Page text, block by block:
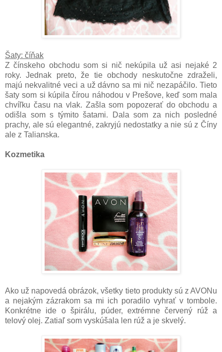
Šaty: číňak
Z čínskeho obchodu som si nič nekúpila už asi nejaké 2
roky. Jednak preto, že tie obchody neskutočne zdraželi,
majú nekvalitné veci a už dávno sa mi nič nezapáčilo. Tieto
šaty som si kúpila čírou náhodou v Prešove, keď som mala
chvíľku času na vlak. Zašla som popozerať do obchodu a
odišla som s týmito šatami. Dala som za nich posledné
prachy, ale sú elegantné, zakryjú nedostatky a nie sú z Číny
ale z Talianska.
Kozmetika
Ako už napovedá obrázok, všetky tieto produkty sú z AVONu
a nejakým zázrakom sa mi ich poradilo vyhrať v tombole.
Konkrétne ide o špirálu, púder, extrémne červený rúž a
telový olej. Zatiaľ som vyskúšala len rúž a je skvelý.